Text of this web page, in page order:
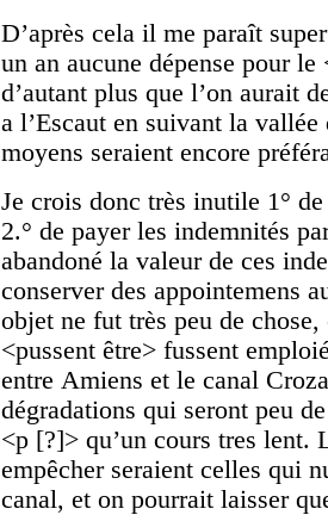
D’après cela il me paraît
un an aucune dépense pour
d’autant plus que l’on aurait
a l’Escaut en suivant la
moyens seraient encore
Je crois donc très inutile 1°
2.° de payer les indemnités
abandoné la valeur de ces
conserver des appointemens
objet ne fut très peu de
<pussent être> fussent
entre Amiens et le canal
dégradations qui seront peu
<p [?]> qu’un cours tres lent.
empêcher seraient celles qui
canal, et on pourrait laisser